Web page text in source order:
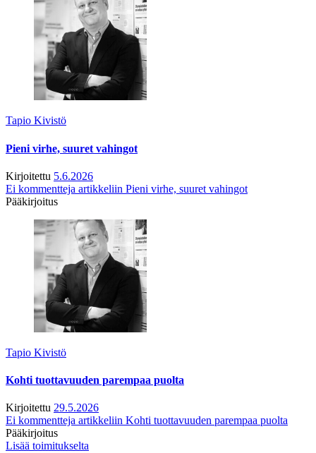
Tapio Kivistö
Pieni virhe, suuret vahingot
Kirjoitettu 5.6.2026
Ei kommentteja artikkeliin Pieni virhe, suuret vahingot
Pääkirjoitus
Tapio Kivistö
Kohti tuottavuuden parempaa puolta
Kirjoitettu 29.5.2026
Ei kommentteja artikkeliin Kohti tuottavuuden parempaa puolta
Pääkirjoitus
Lisää toimitukselta